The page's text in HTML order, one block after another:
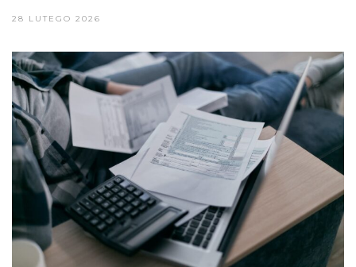
28 LUTEGO 2026